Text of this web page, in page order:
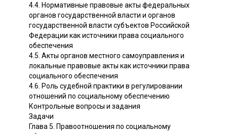
4.4. Нормативные правовые акты федеральных
органов государственной власти и органов
государственной власти субъектов Российской
Федерации как источники права социального
обеспечения
4.5. Акты органов местного самоуправления и
локальные правовые акты как источники права
социального обеспечения
4.6. Роль судебной практики в регулировании
отношений по социальному обеспечению
Контрольные вопросы и задания
Задачи
Глава 5. Правоотношения по социальному